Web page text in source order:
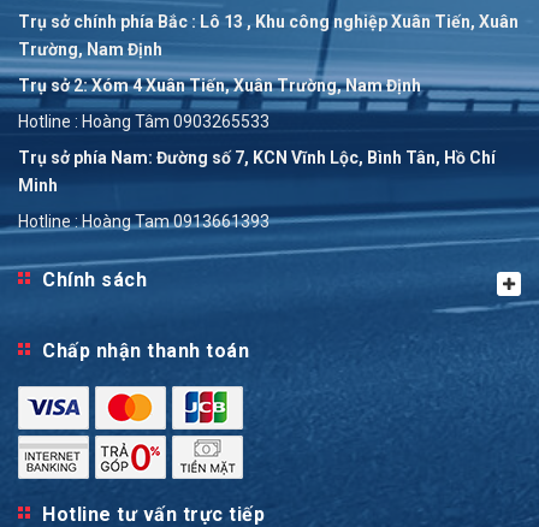
Trụ sở chính phía Bắc : Lô 13 , Khu công nghiệp Xuân Tiến, Xuân
Trường, Nam Định
Trụ sở 2: Xóm 4 Xuân Tiến, Xuân Trường, Nam Định
Hotline : Hoàng Tâm 0903265533
Trụ sở phía Nam: Đường số 7, KCN Vĩnh Lộc, Bình Tân, Hồ Chí
Minh
Hotline : Hoàng Tam 0913661393
Chính sách
Chấp nhận thanh toán
Hotline tư vấn trực tiếp